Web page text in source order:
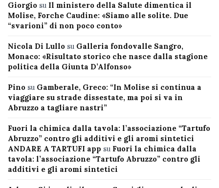
Giorgio su Il ministero della Salute dimentica il
Molise, Forche Caudine: «Siamo alle solite. Due
“svarioni” di non poco conto»
Nicola Di Lullo su Galleria fondovalle Sangro,
Monaco: «Risultato storico che nasce dalla stagione
politica della Giunta D’Alfonso»
Pino su Gamberale, Greco: “In Molise si continua a
viaggiare su strade dissestate, ma poi si va in
Abruzzo a tagliare nastri”
Fuori la chimica dalla tavola: l’associazione “Tartufo
Abruzzo” contro gli additivi e gli aromi sintetici
ANDARE A TARTUFI app su Fuori la chimica dalla
tavola: l’associazione “Tartufo Abruzzo” contro gli
additivi e gli aromi sintetici